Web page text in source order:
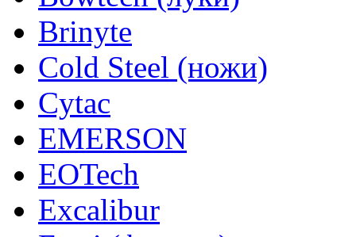
Brinyte
Cold Steel (ножи)
Cytac
EMERSON
EOTech
Excalibur